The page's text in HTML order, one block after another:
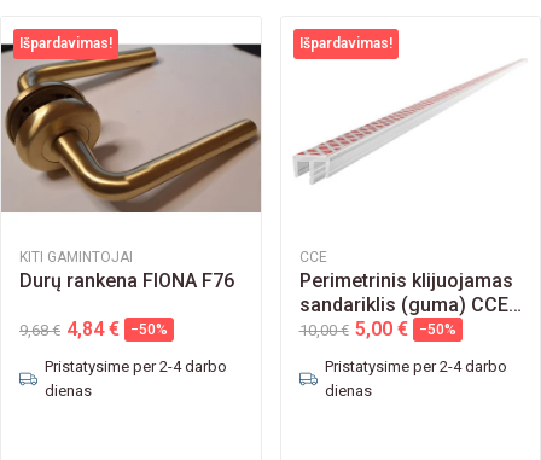
Išpardavimas!
KITI GAMINTOJAI
Durų rankena FIONA F76
9,68 € 4,84 € −50%
Pristatysime per 2-4 darbo
dienas
Išpardavimas!
CCE
Perimetrinis klijuojamas
sandariklis (guma) CCE
GLASS LIP...
10,00 € 5,00 € −50%
Pristatysime per 2-4 darbo
dienas